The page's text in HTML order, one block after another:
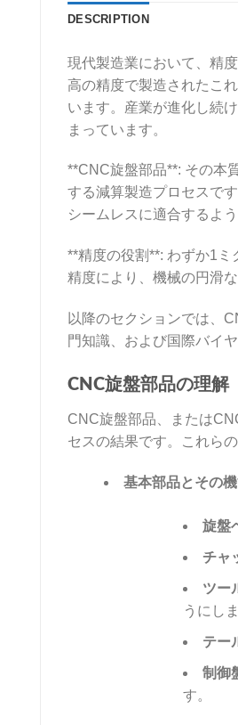
DESCRIPTION
現代製造業において、精
高の精度で製造されたこ
います。産業が進化し続
まっています。
**CNC旋盤部品**: その本
する減算製造プロセスで
シームレスに適合するよ
**精度の役割**: わずか1
精度により、機械の円滑
以降のセクションでは、
門知識、および国際バイ
CNC旋盤部品の理解
CNC旋盤部品、または
セスの結果です。これら
基本部品とその機
旋盤
チャ
ツー
うにし
テー
制御
す。